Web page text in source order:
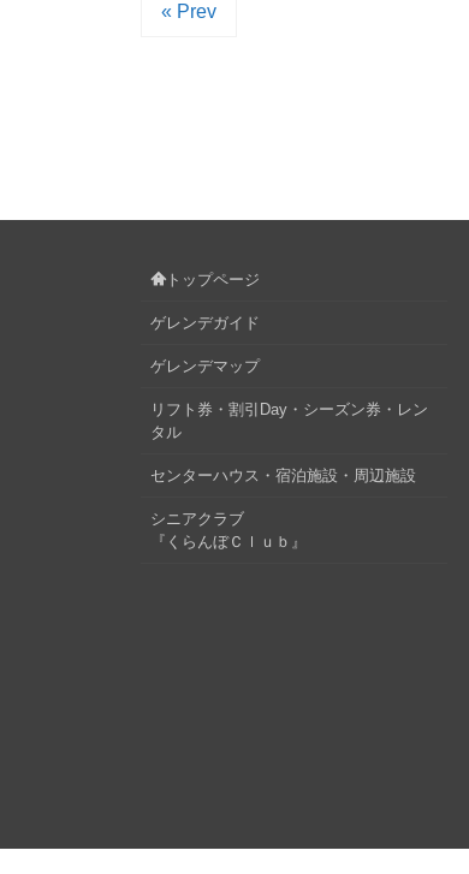
« Prev
トップページ
ゲレンデガイド
ゲレンデマップ
リフト券・割引Day・シーズン券・レン
タル
センターハウス・宿泊施設・周辺施設
シニアクラブ
『くらんぼＣｌｕｂ』